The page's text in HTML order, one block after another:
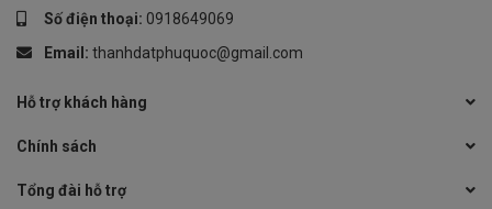
Số điện thoại: 0918649069
Email: thanhdatphuquoc@gmail.com
Hỗ trợ khách hàng
Chính sách
Tổng đài hỗ trợ